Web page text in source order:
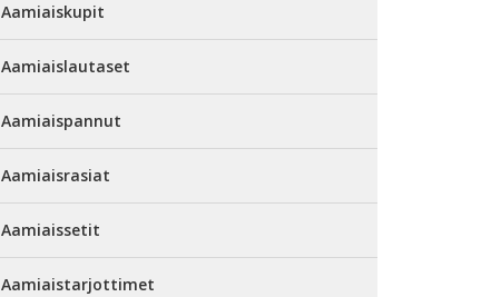
Aamiaiskupit
Aamiaislautaset
Aamiaispannut
Aamiaisrasiat
Aamiaissetit
Aamiaistarjottimet